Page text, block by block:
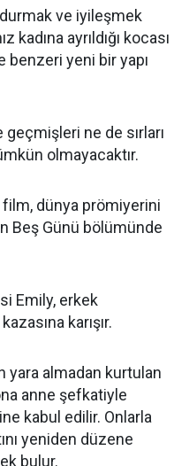
ve iyileşmek
kadına ayrıldığı kocası
benzeri yeni bir yapı
ne de sırları
olmayacaktır.
film, dünya prömiyerini
Beş Günü bölümünde
Emily, erkek
karışır.
yara almadan kurtulan
anne şefkatiyle
kabul edilir. Onlarla
yeniden düzene
bulur.